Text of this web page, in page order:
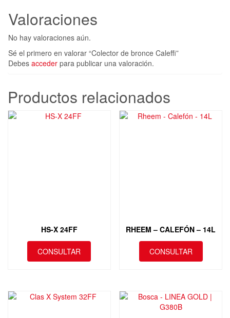
Valoraciones
No hay valoraciones aún.
Sé el primero en valorar “Colector de bronce Caleffi”
Debes acceder para publicar una valoración.
Productos relacionados
HS-X 24FF
CONSULTAR
RHEEM – CALEFÓN – 14L
CONSULTAR